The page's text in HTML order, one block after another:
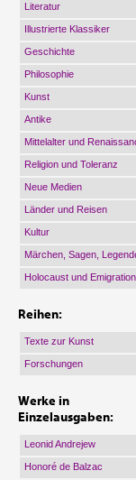
Literatur
Illustrierte Klassiker
Geschichte
Philosophie
Kunst
Antike
Mittelalter und
Religion und Toleranz
Neue Medien
Länder und Reisen
Kultur
Märchen, Sagen,
Holocaust und Emigration
Reihen:
Texte zur Kunst
Forschungen
Werke in
Einzelausgaben:
Leonid Andrejew
Honoré de Balzac